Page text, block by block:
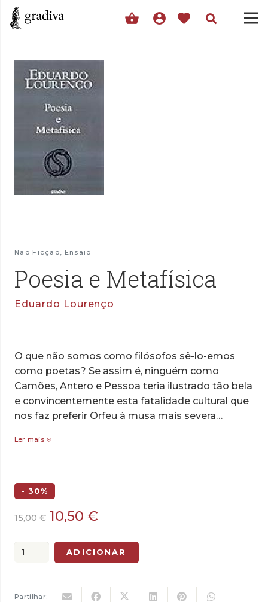
shopping_basket account_circle favorite
Não Ficção, Ensaio
Poesia e Metafísica
Eduardo Lourenço
O que não somos como filósofos sê-lo-emos
como poetas? Se assim é, ninguém como
Camões, Antero e Pessoa teria ilustrado tão bela
e convincentemente esta fatalidade cultural que
nos faz preferir Orfeu à musa mais severa…
Ler mais
- 30%
15,00€ O
original
era:
10,50 €
atual
é:
Quantidade
e
ADICIONAR
Partilhar: